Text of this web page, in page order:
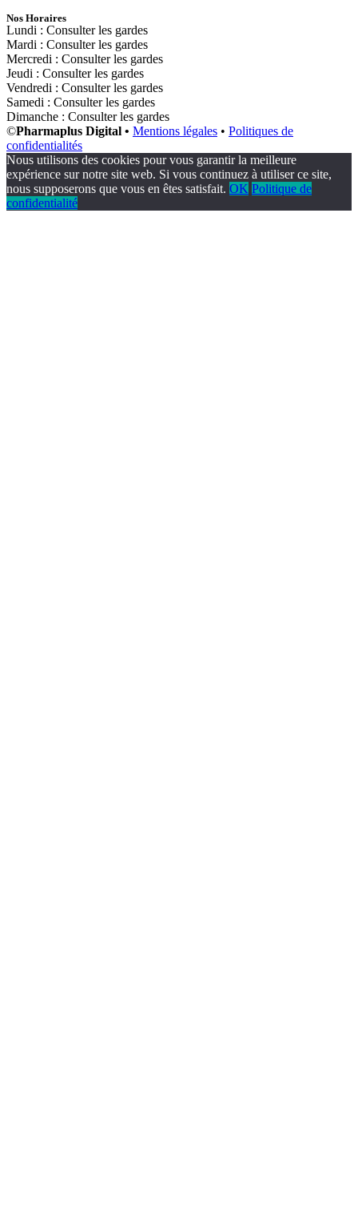
Nos Horaires
Lundi : Consulter les gardes
Mardi : Consulter les gardes
Mercredi : Consulter les gardes
Jeudi : Consulter les gardes
Vendredi : Consulter les gardes
Samedi : Consulter les gardes
Dimanche : Consulter les gardes
©Pharmaplus Digital • Mentions légales • Politiques de
confidentialités
Nous utilisons des cookies pour vous garantir la meilleure
expérience sur notre site web. Si vous continuez à utiliser ce site,
nous supposerons que vous en êtes satisfait. OK Politique de
confidentialité